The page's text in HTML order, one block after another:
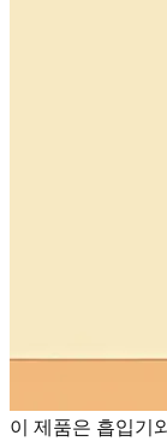
이 제품은 흡입기